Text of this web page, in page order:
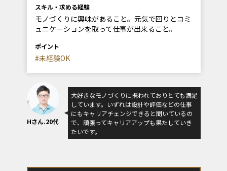
スキル・求める経験
モノづくりに興味があること。元気で回りとコミ
ュニケーションを取って仕事が出来ること。
ポイント
#未経験OK
Hさん.20代
大好きなモノづくりに携われておりとても満足
しています。いずれは設計や評価などの仕事
にもキャリアチェンジできると聞いているの
で、頑張ってキャリアアップも果たしていき
たいです。